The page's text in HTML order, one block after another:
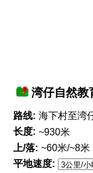
湾仔自然教
路线: 海下村至湾
长度: ~930米
上/落: ~60米/~8米
平地速度: